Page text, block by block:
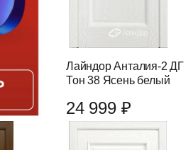
Лайндор Анталия-2 ДГ
Тон 38 Ясень белый
24 999 ₽